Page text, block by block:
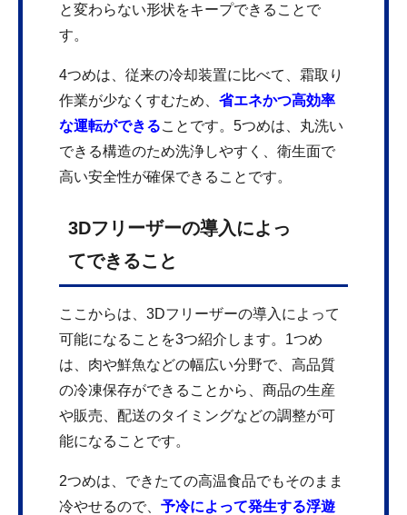
と変わらない形状をキープできることで
す。
4つめは、従来の冷却装置に比べて、霜取り
作業が少なくすむため、 省エネかつ高効率
な運転ができることです。5つめは、丸洗い
できる構造のため洗浄しやすく、衛生面で
高い安全性が確保できることです。
3Dフリーザーの導入によっ
てできること
ここからは、3Dフリーザーの導入によって
可能になることを3つ紹介します。1つめ
は、肉や鮮魚などの幅広い分野で、高品質
の冷凍保存ができることから、商品の生産
や販売、配送のタイミングなどの調整が可
能になることです。
2つめは、できたての高温食品でもそのまま
冷やせるので、 予冷によって発生する浮遊